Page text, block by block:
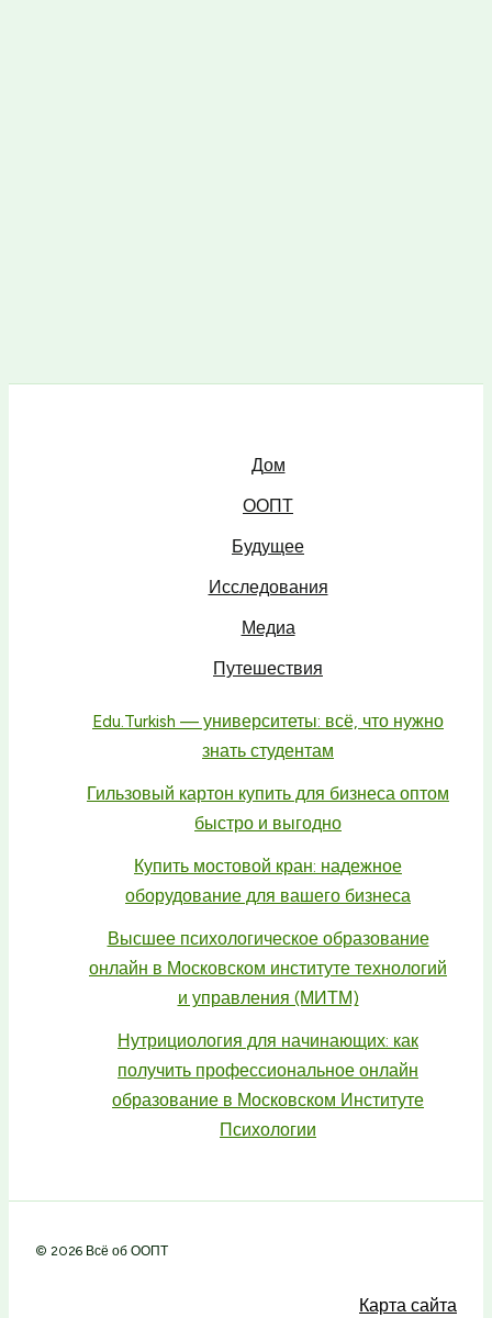
Дом
ООПТ
Будущее
Исследования
Медиа
Путешествия
Edu.Turkish — университеты: всё, что нужно
знать студентам
Гильзовый картон купить для бизнеса оптом
быстро и выгодно
Купить мостовой кран: надежное
оборудование для вашего бизнеса
Высшее психологическое образование
онлайн в Московском институте технологий
и управления (МИТМ)
Нутрициология для начинающих: как
получить профессиональное онлайн
образование в Московском Институте
Психологии
© 2026 Всё об ООПТ
Карта сайта